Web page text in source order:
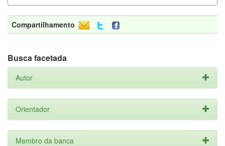
Compartilhamento
Busca facetada
Autor
Orientador
Membro da banca